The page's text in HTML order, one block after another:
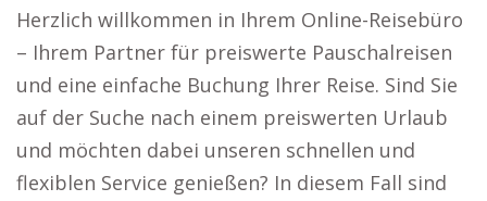
Herzlich willkommen in Ihrem Online-Reisebüro
– Ihrem Partner für preiswerte Pauschalreisen
und eine einfache Buchung Ihrer Reise. Sind Sie
auf der Suche nach einem preiswerten Urlaub
und möchten dabei unseren schnellen und
flexiblen Service genießen? In diesem Fall sind